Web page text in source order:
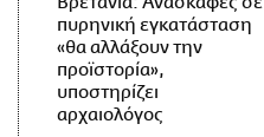
πυρηνική εγκατάσταση
«θα αλλάξουν την
προϊστορία»,
υποστηρίζει
αρχαιολόγος